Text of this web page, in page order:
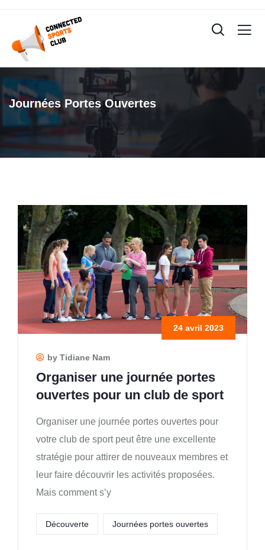
Journées Portes Ouvertes
24 avril 2023
by Tidiane Nam
Organiser une journée portes
ouvertes pour un club de sport
Organiser une journée portes ouvertes pour
votre club de sport peut être une excellente
stratégie pour attirer de nouveaux membres et
leur faire découvrir les activités proposées.
Mais comment s’y
Découverte Journées portes ouvertes